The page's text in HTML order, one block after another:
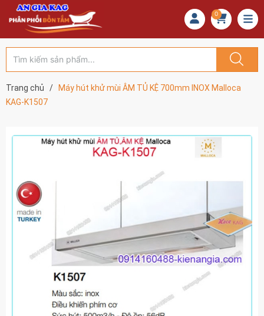
0
Trang chủ /
Máy hút khử mùi ÂM TỦ KỆ 700mm INOX Malloca
KAG-K1507